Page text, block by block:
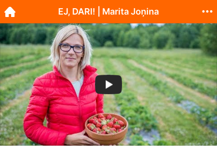
EJ, DARI! | Marita Joņina